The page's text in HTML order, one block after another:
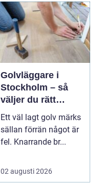
Golvläggare i
Stockholm – så
väljer du rätt
hantverkare för
hållbara golv
Ett väl lagt golv märks
sällan förrän något är
fel. Knarrande br...
02 augusti 2026